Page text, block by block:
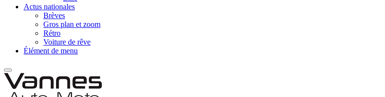
Actus nationales
Brèves
Gros plan et zoom
Rétro
Voiture de rêve
Élément de menu